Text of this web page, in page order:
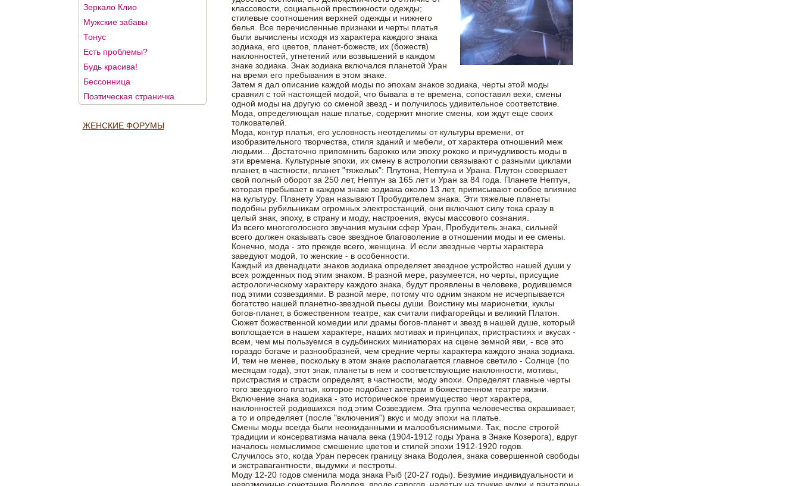
Зеркало Клио
Мужские забавы
Тонус
Есть проблемы?
Будь красива!
Бессонница
Поэтическая страничка
ЖЕНСКИЕ ФОРУМЫ
классовости, социальной престижности одежды;
стилевые соотношения верхней одежды и нижнего
белья. Все перечисленные признаки и черты платья
были вычислены исходя из характера каждого знака
зодиака, его цветов, планет-божеств, их (божеств)
наклонностей, угнетений или возвышений в каждом
знаке зодиака. Знак зодиака включался планетой Уран
на время его пребывания в этом знаке.
Затем я дал описание каждой моды по эпохам знаков зодиака, черты этой моды
сравнил с той настоящей модой, что бывала в те времена, сопоставил вехи, смены
одной моды на другую со сменой звезд - и получилось удивительное соответствие.
Мода, определяющая наше платье, содержит многие смены, кои ждут еще своих
толкователей.
Мода, контур платья, его условность неотделимы от культуры времени, от
изобразительного творчества, стиля зданий и мебели, от характера отношений меж
людьми... Достаточно припомнить барокко или эпоху рококо и причудливость моды в
эти времена. Культурные эпохи, их смену в астрологии связывают с разными циклами
планет, в частности, планет "тяжелых": Плутона, Нептуна и Урана. Плутон совершает
свой полный оборот за 250 лет, Нептун за 165 лет и Уран за 84 года. Планете Нептун,
которая пребывает в каждом знаке зодиака около 13 лет, приписывают особое влияние
на культуру. Планету Уран называют Пробудителем знака. Эти тяжелые планеты
подобны рубильникам огромных электростанций, они включают силу тока сразу в
целый знак, эпоху, в страну и моду, настроения, вкусы массового сознания.
Из всего многоголосного звучания музыки сфер Уран, Пробудитель знака, сильней
всего должен оказывать свое звездное благоволение в отношении моды и ее смены.
Конечно, мода - это прежде всего, женщина. И если звездные черты характера
заведуют модой, то женские - в особенности.
Каждый из двенадцати знаков зодиака определяет звездное устройство нашей души у
всех рожденных под этим знаком. В разной мере, разумеется, но черты, присущие
астрологическому характеру каждого знака, будут проявлены в человеке, родившемся
под этими созвездиями. В разной мере, потому что одним знаком не исчерпывается
богатство нашей планетно-звездной пьесы души. Воистину мы марионетки, куклы
богов-планет, в божественном театре, как считали пифагорейцы и великий Платон.
Сюжет божественной комедии или драмы богов-планет и звезд в нашей душе, который
воплощается в нашем характере, наших мотивах и принципах, пристрастиях и вкусах -
всем, чем мы пользуемся в судьбинских миниатюрах на сцене земной яви, - все это
гораздо богаче и разнообразней, чем средние черты характера каждого знака зодиака.
И, тем не менее, поскольку в этом знаке располагается главное светило - Солнце (по
месяцам года), этот знак, планеты в нем и соответствующие наклонности, мотивы,
пристрастия и страсти определят, в частности, моду эпохи. Определят главные черты
того звездного платья, которое подобает актерам в божественном театре жизни.
Включение знака зодиака - это историческое преимущество черт характера,
наклонностей родившихся под этим Созвездием. Эта группа человечества окрашивает,
а то и определяет (после "включения") вкус и моду эпохи на платье.
Смены моды всегда были неожиданными и малообъяснимыми. Так, после строгой
традиции и консерватизма начала века (1904-1912 годы Урана в Знаке Козерога), вдруг
началось немыслимое смешение цветов и стилей эпохи 1912-1920 годов.
Случилось это, когда Уран пересек границу знака Водолея, знака совершенной свободы
и экстравагантности, выдумки и пестроты.
Моду 12-20 годов сменила мода знака Рыб (20-27 годы). Безумие индивидуальности и